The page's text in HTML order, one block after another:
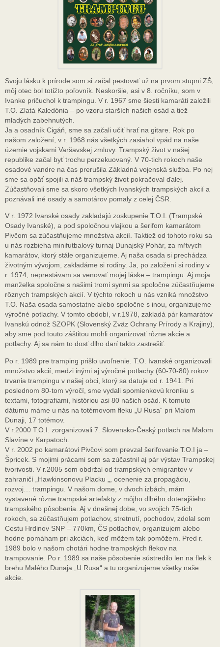
Svoju lásku k prírode som si začal pestovať už na prvom stupni ZŠ,
môj otec bol totižto poľovník. Neskoršie, asi v 8. ročníku, som v
Ivanke pričuchol k trampingu. V r. 1967 sme šiesti kamaráti založili
T.O. Zlatá Kaledónia – po vzoru starších našich osád a tiež
mladých zabehnutých.
Ja a osadník Cigáň, sme sa začali učiť hrať na gitare. Rok po
našom založení, v r. 1968 nás všetkých zasiahol vpád na naše
územie vojskami Varšavskej zmluvy. Trampský život v našej
republike začal byť trochu perzekuovaný. V 70-tich rokoch naše
osadové vandre na čas prerušila Základná vojenská služba. Po nej
sme sa opäť spojili a náš trampský život pokračoval ďalej.
Zúčastňovali sme sa skoro všetkých Ivanských trampských akcií a
poznávali iné osady a samotárov pomaly z celej ČSR.
V r. 1972 Ivanské osady zakladajú zoskupenie T.O.I. (Trampské
Osady Ivanské), a pod spoločnou vlajkou a šerifom kamarátom
Pivčom sa zúčastňujeme množstva akcií. Taktiež od tohoto roku sa
u nás rozbieha minifutbalový turnaj Dunajský Pohár, za mŕtvych
kamarátov, ktorý stále organizujeme. Aj naša osada si prechádza
životným vývojom, zakladáme si rodiny. Ja, po založení si rodiny v
r. 1974, neprestávam sa venovať mojej láske – trampingu. Aj moja
manželka spoločne s našimi tromi synmi sa spoločne zúčastňujeme
rôznych trampských akcií. V týchto rokoch u nás vzniká množstvo
T.O. Naša osada samostatne alebo spoločne s inou, organizujeme
výročné potlachy. V tomto období, v r.1978, zakladá pár kamarátov
Ivanskú odnož SZOPK (Slovenský Zväz Ochrany Prírody a Krajiny),
aby sme pod touto záštitou mohli organizovať rôzne akcie a
potlachy. Aj sa nám to dosť dlho darí takto zastrešiť.
Po r. 1989 pre tramping prišlo uvoľnenie. T.O. Ivanské organizovali
množstvo akcií, medzi inými aj výročné potlachy (60-70-80) rokov
trvania trampingu v našej obci, ktorý sa datuje od r. 1941. Pri
poslednom 80-tom výročí, sme vydali spomienkovú kroniku s
textami, fotografiami, históriou asi 80 našich osád. K tomuto
dátumu máme u nás na totémovom fleku „U Rusa“ pri Malom
Dunaji, 17 totémov.
V r.2000 T.O.I. zorganizovali 7. Slovensko-Český potlach na Malom
Slavíne v Karpatoch.
V r. 2002 po kamarátovi Pivčovi som prevzal šerifovanie T.O.I ja –
Špricek. S mojimi prácami som sa zúčastnil aj pár výstav Trampskej
tvorivosti. V r.2005 som obdržal od trampských emigrantov v
zahraničí „Hawkinsonovu Placku „, ocenenie za propagáciu,
rozvoj… trampingu. V našom dome, v dvoch izbách, mám
vystavené rôzne trampské artefakty z môjho dlhého doterajšieho
trampského pôsobenia. Aj v dnešnej dobe, vo svojich 75-tich
rokoch, sa zúčastňujem potlachov, stretnutí, pochodov, zdolal som
Cestu Hrdinov SNP – 770km, ČS potlachov, organizujem alebo
hodne pomáham pri akciách, keď môžem tak pomôžem. Pred r.
1989 bolo v našom chotári hodne trampských flekov na
trampovanie. Po r. 1989 sa naše pôsobenie sústredilo len na flek k
brehu Malého Dunaja „U Rusa“ a tu organizujeme všetky naše
akcie.